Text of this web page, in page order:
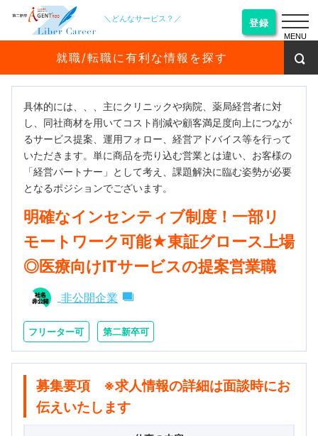
＼どんなサービス？／ 登録
就職/転職に有利な情報を探す
具体的には、、、主にクリニックや病院、薬局経営者に対
し、同社商材を用いてコスト削減や顧客満足度向上につなが
るサービス提案、運用フォロー、経営アドバイス等を行って
いただきます。単に商品を売り込む営業とは違い、お客様の
「経営パートナー」として考え、課題解決に臨む姿勢が必要
となるポジションでございます。
明確なインセンティブ制度！一部リ
モートワーク可能★東証グロース上場
◎医療向けITサービスの提案営業職
非公開企業
フリーター可 第二新卒可
募集要項 ※求人情報の詳細は面談時にお
伝えいたします
MENU